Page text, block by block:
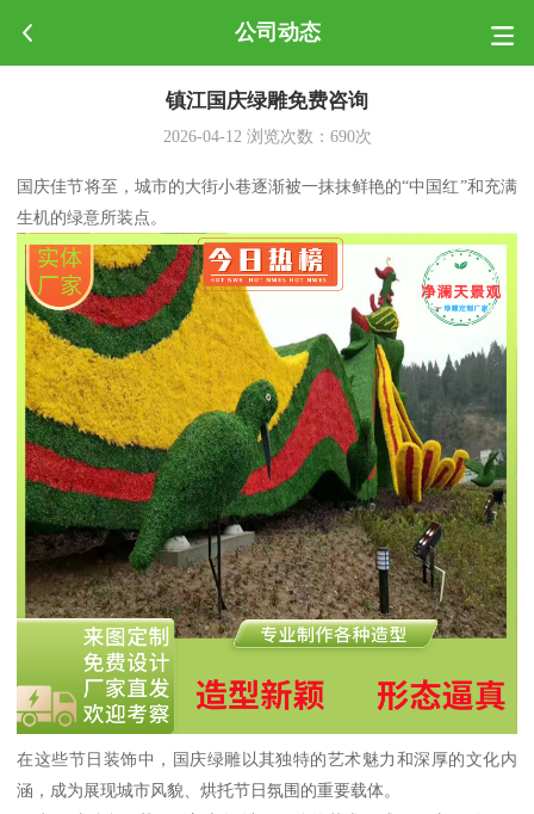
公司动态
镇江国庆绿雕免费咨询
2026-04-12 浏览次数： 690次
国庆佳节将至，城市的大街小巷逐渐被一抹抹鲜艳的“中国红”和充满
生机的绿意所装点。
在这些节日装饰中，国庆绿雕以其独特的艺术魅力和深厚的文化内
涵，成为展现城市风貌、烘托节日氛围的重要载体。